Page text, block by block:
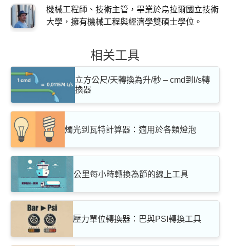
機械工程師、技術主管，畢業於烏拉爾國立技術
大學，擁有機械工程與經濟學雙碩士學位。
相关工具
立方公尺/天轉換為升/秒 – cmd到l/s轉
換器
燭光到瓦特計算器：適用於各類燈泡
公里每小時轉換為節的線上工具
壓力單位轉換器：巴與PSI轉換工具